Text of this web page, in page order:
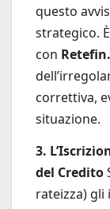
questo
strategico.
con
correttiva,
situazione.
3.
del Credito
rateizza) gli